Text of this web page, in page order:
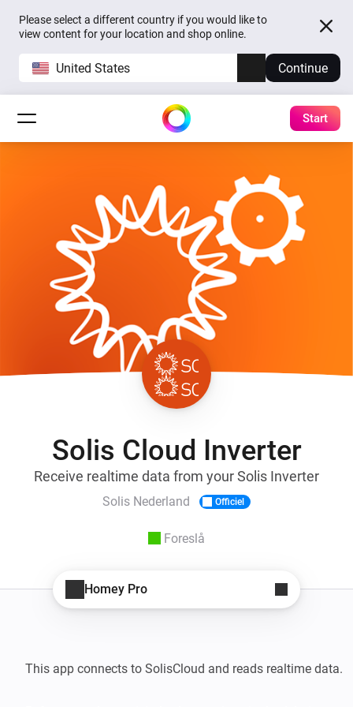
Please select a different country if you would like to
view content for your location and shop online.
United States Continue
Start
Solis Cloud Inverter
Receive realtime data from your Solis Inverter
Solis Nederland Officiel
Foreslå
Homey Pro
This app connects to SolisCloud and reads realtime data.